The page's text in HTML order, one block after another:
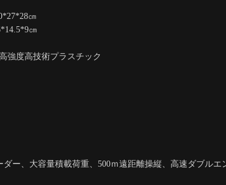
㎝
㎝
術プラスチック
ー、大容量積載荷重、500ｍ遠距離操縦、高速ダブルエ